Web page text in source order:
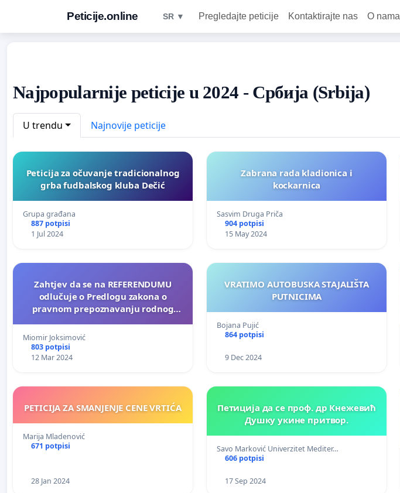
Peticije.online SR ▼ Pregledajte peticije Kontaktirajte nas O nama
Najpopularnije peticije u 2024 - Србија (Srbija)
U trendu Najnovije peticije
Peticija za očuvanje tradicionalnog
grba fudbalskog kluba Dečić
Grupa građana
887 potpisi
1 Jul 2024
Zabrana rada kladionica i
kockarnica
Sasvim Druga Priča
904 potpisi
15 May 2024
Zahtjev da se na REFERENDUMU
odlučuje o Predlogu zakona o
pravnom prepoznavanju rodnog
samoodređenja
Miomir Joksimović
803 potpisi
12 Mar 2024
VRATIMO AUTOBUSKA STAJALIŠTA
PUTNICIMA
Bojana Pujić
864 potpisi
9 Dec 2024
PETICIJA ZA SMANJENJE CENE VRTIĆA
Marija Mladenović
671 potpisi
28 Jan 2024
Петиција да се проф. др Кнежевић
Душку укине притвор.
Savo Marković Univerzitet Mediter…
606 potpisi
17 Sep 2024